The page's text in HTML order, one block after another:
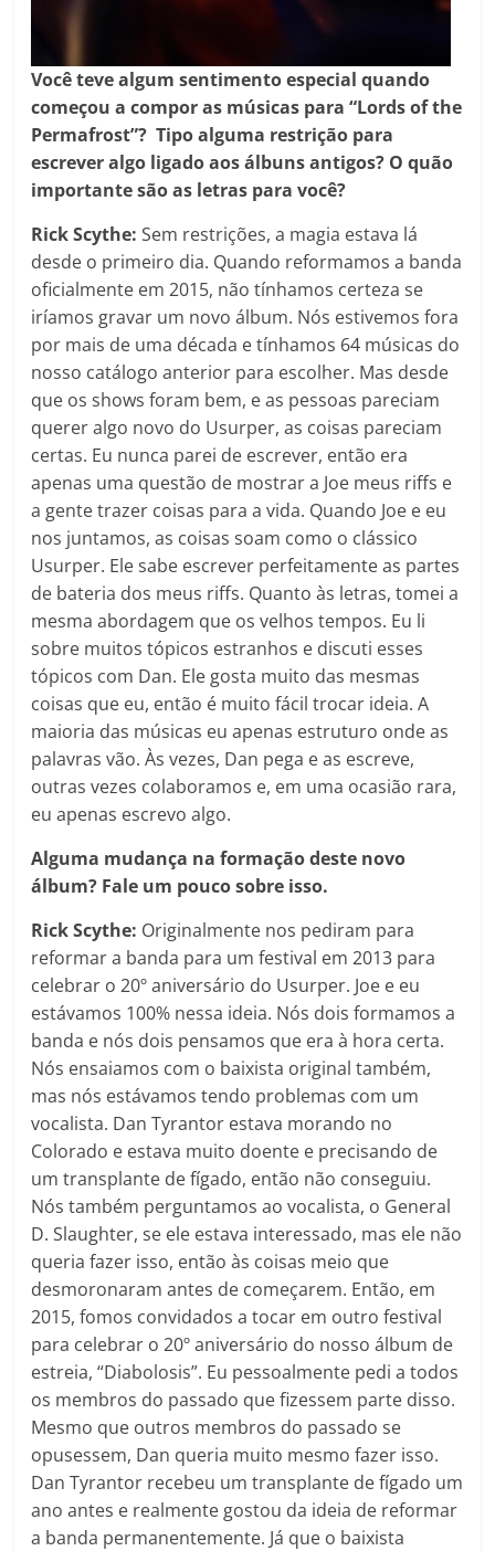
Você teve algum sentimento especial quando
começou a compor as músicas para “Lords of the
Permafrost”? Tipo alguma restrição para
escrever algo ligado aos álbuns antigos? O quão
importante são as letras para você?
Rick Scythe: Sem restrições, a magia estava lá
desde o primeiro dia. Quando reformamos a banda
oficialmente em 2015, não tínhamos certeza se
iríamos gravar um novo álbum. Nós estivemos fora
por mais de uma década e tínhamos 64 músicas do
nosso catálogo anterior para escolher. Mas desde
que os shows foram bem, e as pessoas pareciam
querer algo novo do Usurper, as coisas pareciam
certas. Eu nunca parei de escrever, então era
apenas uma questão de mostrar a Joe meus riffs e
a gente trazer coisas para a vida. Quando Joe e eu
nos juntamos, as coisas soam como o clássico
Usurper. Ele sabe escrever perfeitamente as partes
de bateria dos meus riffs. Quanto às letras, tomei a
mesma abordagem que os velhos tempos. Eu li
sobre muitos tópicos estranhos e discuti esses
tópicos com Dan. Ele gosta muito das mesmas
coisas que eu, então é muito fácil trocar ideia. A
maioria das músicas eu apenas estruturo onde as
palavras vão. Às vezes, Dan pega e as escreve,
outras vezes colaboramos e, em uma ocasião rara,
eu apenas escrevo algo.
Alguma mudança na formação deste novo
álbum? Fale um pouco sobre isso.
Rick Scythe: Originalmente nos pediram para
reformar a banda para um festival em 2013 para
celebrar o 20º aniversário do Usurper. Joe e eu
estávamos 100% nessa ideia. Nós dois formamos a
banda e nós dois pensamos que era à hora certa.
Nós ensaiamos com o baixista original também,
mas nós estávamos tendo problemas com um
vocalista. Dan Tyrantor estava morando no
Colorado e estava muito doente e precisando de
um transplante de fígado, então não conseguiu.
Nós também perguntamos ao vocalista, o General
D. Slaughter, se ele estava interessado, mas ele não
queria fazer isso, então às coisas meio que
desmoronaram antes de começarem. Então, em
2015, fomos convidados a tocar em outro festival
para celebrar o 20º aniversário do nosso álbum de
estreia, “Diabolosis”. Eu pessoalmente pedi a todos
os membros do passado que fizessem parte disso.
Mesmo que outros membros do passado se
opusessem, Dan queria muito mesmo fazer isso.
Dan Tyrantor recebeu um transplante de fígado um
ano antes e realmente gostou da ideia de reformar
a banda permanentemente. Já que o baixista